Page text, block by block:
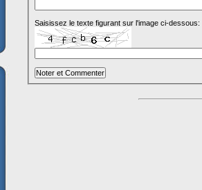
Saisissez le texte figurant sur l'image ci-dessous: